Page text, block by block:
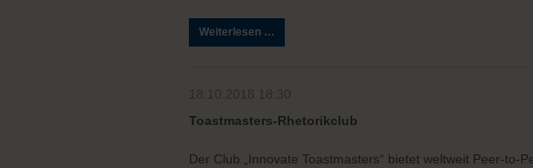
Weiterlesen …
in
18.10.2018 18:30
Toastmasters-Rhetorikclub
Der Club „Innovate Toastmasters“ bietet weltweit Peer-to-